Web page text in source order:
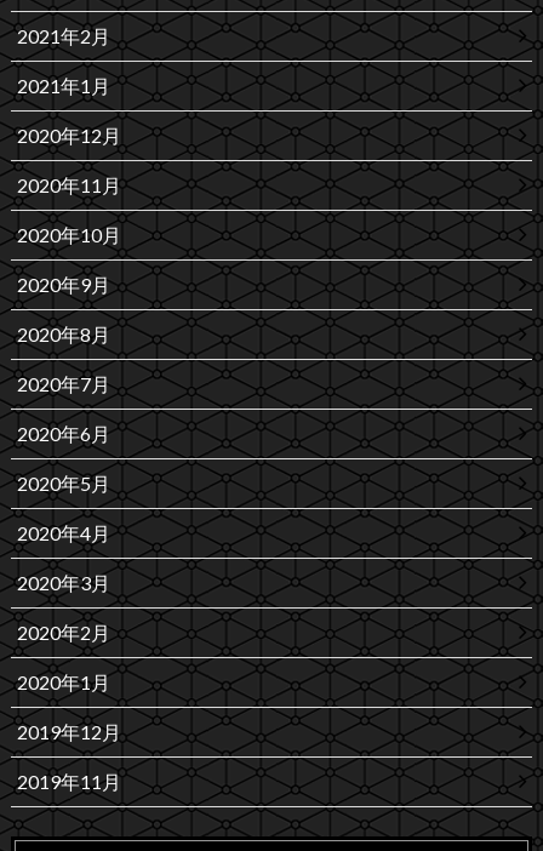
2021年2月
2021年1月
2020年12月
2020年11月
2020年10月
2020年9月
2020年8月
2020年7月
2020年6月
2020年5月
2020年4月
2020年3月
2020年2月
2020年1月
2019年12月
2019年11月